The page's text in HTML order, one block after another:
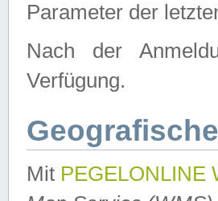
Parameter der
Nach der
Verfügung.
Mit PEGELONLINE